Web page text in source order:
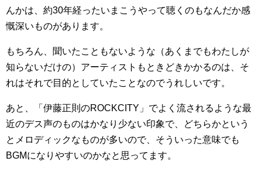
んかは、約30年経ったいまこうやって聴くのもなんだか感
慨深いものがあります。
もちろん、聞いたこともないような（あくまでもわたしが
知らないだけの）アーティストもときどきかかるのは、そ
れはそれで目的としていたことなのでうれしいです。
あと、「伊藤正則のROCKCITY」でよく流されるような最
近のデス声のものはかなり少ない印象で、どちらかという
とメロディックなものが多いので、そういった意味でも
BGMになりやすいのかなと思ってます。